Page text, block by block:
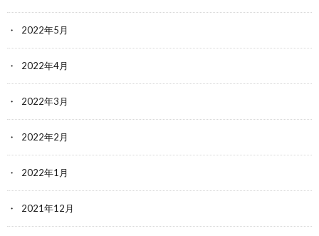
2022年5月
2022年4月
2022年3月
2022年2月
2022年1月
2021年12月